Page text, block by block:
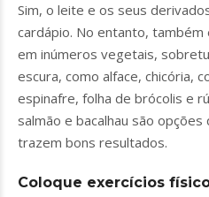
Sim, o leite e os seus
cardápio. No entanto, também
em inúmeros vegetais,
escura, como alface, chicória,
espinafre, folha de brócolis e
salmão e bacalhau são
trazem bons resultados.
Coloque exercícios